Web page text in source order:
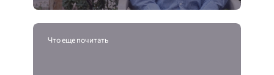
Что еще почитать